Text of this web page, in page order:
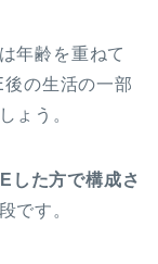
年齢を重ねて
の生活の一部
ょう。
した方で構成さ
です。